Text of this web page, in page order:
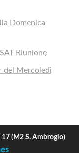
Domenica
Riunione
del Mercoledì
(M2 S. Ambrogio)